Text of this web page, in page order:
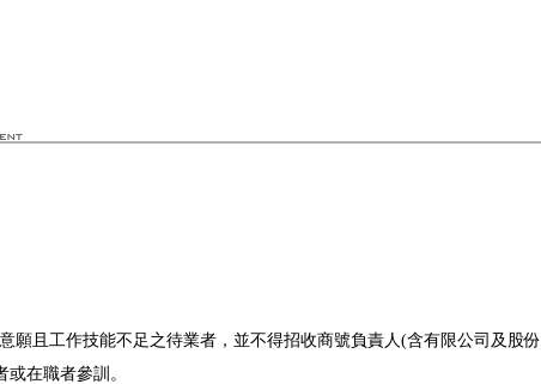
願且工作技能不足之待業者，並不得招收商號負責人(含有限公司及股份
在職者參訓。